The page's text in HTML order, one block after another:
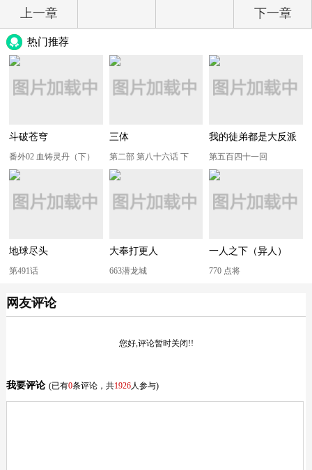
上一章 下一章
热门推荐
斗破苍穹
番外02 血铸灵丹（下）
三体
第二部 第八十六话 下
我的徒弟都是大反派
第五百四十一回
地球尽头
第491话
大奉打更人
663潜龙城
一人之下（异人）
770 点将
网友评论
您好,评论暂时关闭!!
我要评论 (已有0条评论，共1926人参与)